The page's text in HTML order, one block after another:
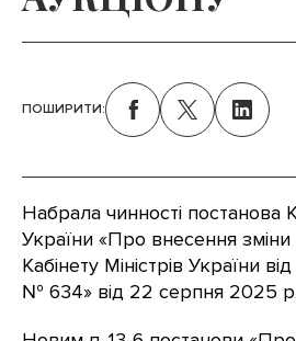
Набрала чинності постанова
України «Про внесення
Кабінету Міністрів України
№ 634» від 22 серпня 2025
ПОШИРИТИ: